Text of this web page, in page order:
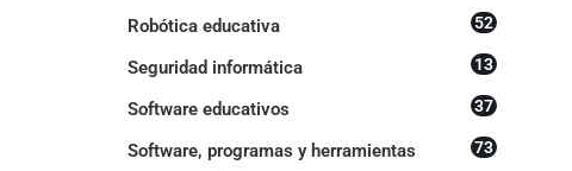
Robótica educativa 52
Seguridad informática 13
Software educativos 37
Software, programas y herramientas 73